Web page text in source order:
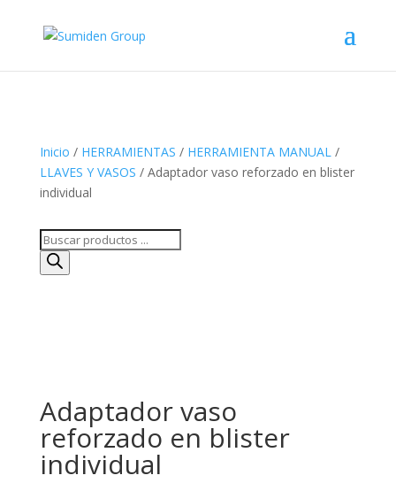
Inicio / HERRAMIENTAS / HERRAMIENTA MANUAL/
LLAVES Y VASOS / Adaptador vaso reforzado en blister
individual
Búsqueda
de
productos
Adaptador vaso
reforzado en blister
individual